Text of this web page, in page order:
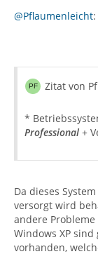
@Pflaumenleicht:
Zitat von
*
Professional +
Da dieses
versorgt wird
andere
Windows XP
vorhanden,